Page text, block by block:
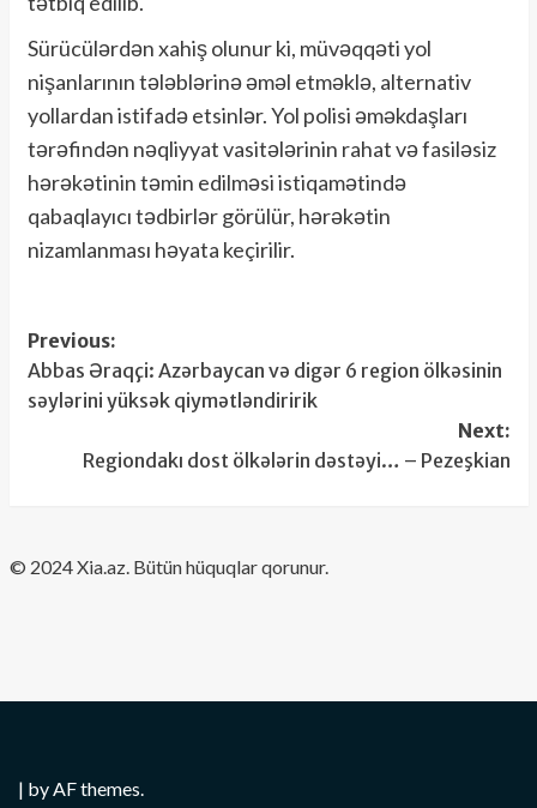
Sürücülərdən xahiş olunur ki, müvəqqəti yol
nişanlarının tələblərinə əməl etməklə, alternativ
yollardan istifadə etsinlər. Yol polisi əməkdaşları
tərəfindən nəqliyyat vasitələrinin rahat və fasiləsiz
hərəkətinin təmin edilməsi istiqamətində
qabaqlayıcı tədbirlər görülür, hərəkətin
nizamlanması həyata keçirilir.
Post
navigation
Previous:
Abbas Əraqçi: Azərbaycan və digər 6 region ölkəsinin
səylərini yüksək qiymətləndiririk
Next:
Regiondakı dost ölkələrin dəstəyi… – Pezeşkian
​© 2024 Xia.az. Bütün hüquqlar qorunur.
| by AF themes.